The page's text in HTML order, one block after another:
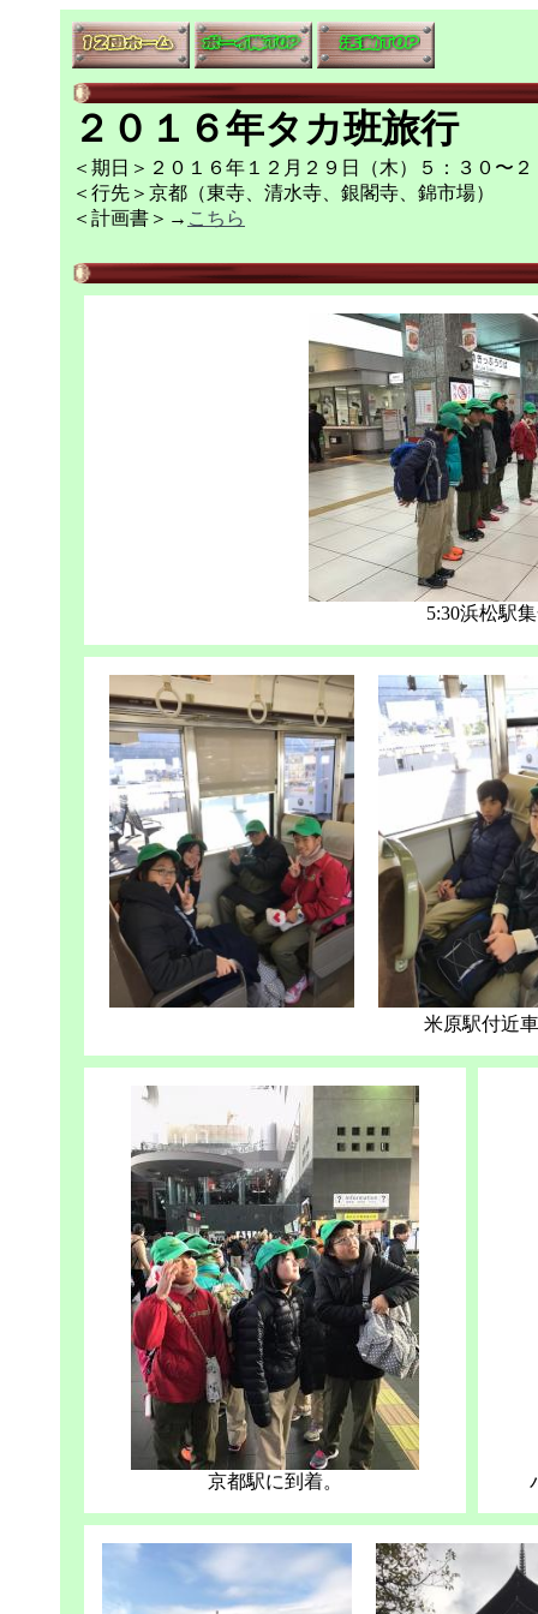
２０１６年タカ班旅行
＜期日＞２０１６年１２月２９日（木）５：３０〜
＜行先＞京都（東寺、清水寺、銀閣寺、錦市場）
＜計画書＞→ こちら
5:30浜松駅
米原駅付近
京都駅に到着。